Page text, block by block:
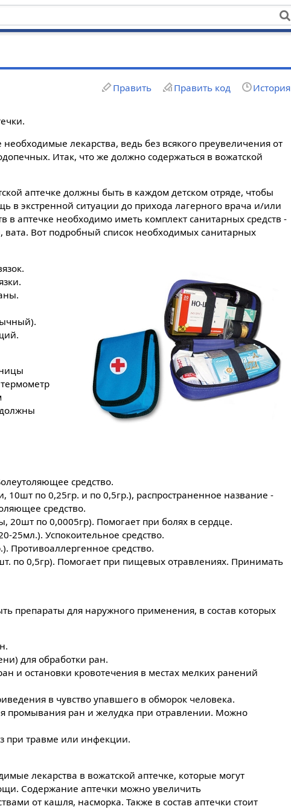
Править Править код История
лекарства, ведь без всякого преувеличения от
Итак, что же должно содержаться в вожатской
аптечке должны быть в каждом детском отряде, чтобы
в экстренной ситуации до прихода лагерного врача и/или
аптечке необходимо иметь комплект санитарных средств -
Вот подробный список необходимых санитарных
средство.
10шт по 0,25гр. и по 0,5гр.), распространенное название -
средство.
20шт по 0,0005гр). Помогает при болях в сердце.
25мл.). Успокоительное средство.
Противоаллергенное средство.
по 0,5гр). Помогает при пищевых отравлениях. Принимать
препараты для наружного применения, в состав которых
для обработки ран.
и остановки кровотечения в местах мелких ранений
в чувство упавшего в обморок человека.
промывания ран и желудка при отравлении. Можно
при травме или инфекции.
лекарства в вожатской аптечке, которые могут
Содержание аптечки можно увеличить
от кашля, насморка. Также в состав аптечки стоит